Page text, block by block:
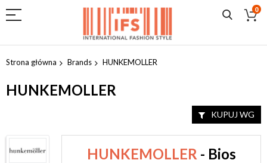
0
Przejdź
do
Strona główna Brands HUNKEMOLLER
HUNKEMOLLER
HUNKEMOLLER - Bios
KUPUJ WG